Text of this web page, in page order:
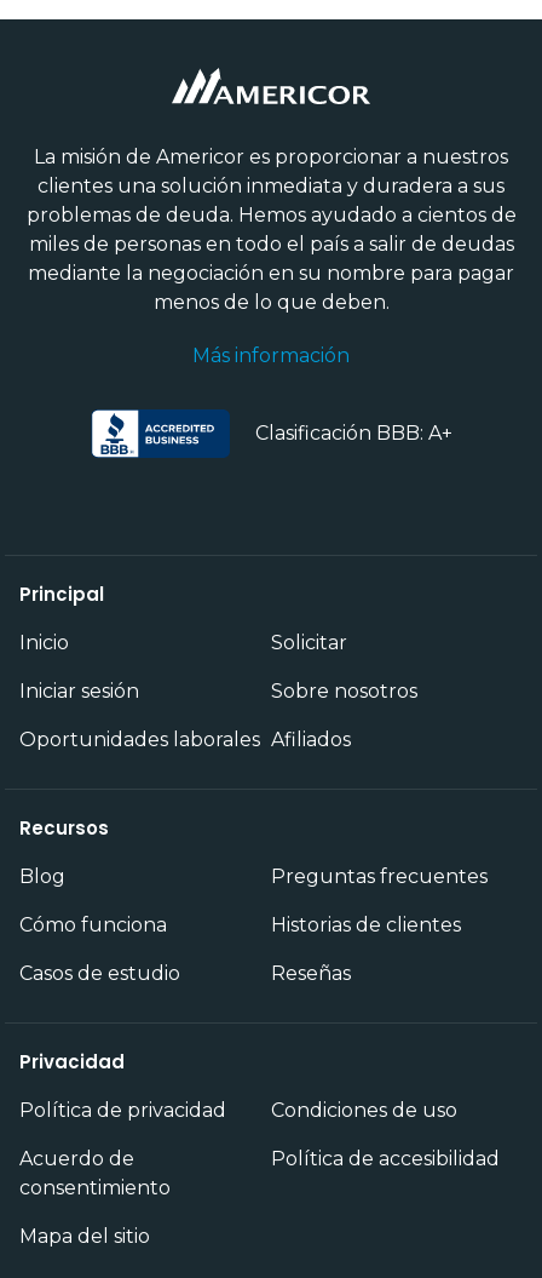
La misión de Americor es proporcionar a nuestros
clientes una solución inmediata y duradera a sus
problemas de deuda. Hemos ayudado a cientos de
miles de personas en todo el país a salir de deudas
mediante la negociación en su nombre para pagar
menos de lo que deben.
Más información
Clasificación BBB: A+
Principal
Inicio Solicitar
Iniciar sesión Sobre nosotros
Oportunidades laborales Afiliados
Recursos
Blog Preguntas frecuentes
Cómo funciona Historias de clientes
Casos de estudio Reseñas
Privacidad
Política de privacidad Condiciones de uso
Acuerdo de
consentimiento
Política de accesibilidad
Mapa del sitio